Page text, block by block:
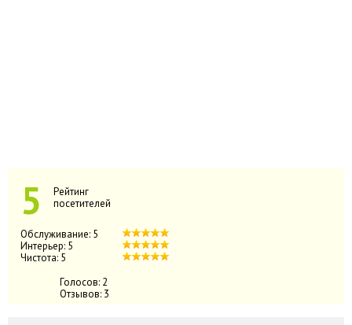
5
Рейтинг
посетителей
Обслуживание: 5
Интерьер: 5
Чистота: 5
Голосов: 2
Отзывов: 3